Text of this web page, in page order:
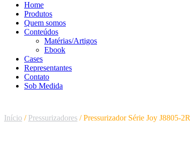
Home
Produtos
Quem somos
Conteúdos
Matérias/Artigos
Ebook
Cases
Representantes
Contato
Sob Medida
Início / Pressurizadores / Pressurizador Série Joy J8805-2R